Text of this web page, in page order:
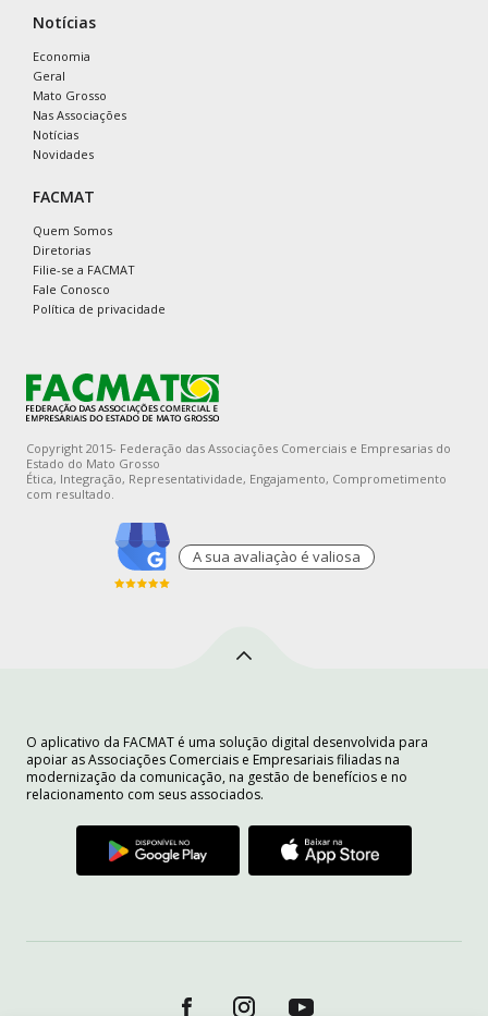
Notícias
Economia
Geral
Mato Grosso
Nas Associações
Notícias
Novidades
FACMAT
Quem Somos
Diretorias
Filie-se a FACMAT
Fale Conosco
Política de privacidade
Copyright 2015- Federação das Associações Comerciais e Empresarias do
Estado do Mato Grosso
Ética, Integração, Representatividade, Engajamento, Comprometimento
com resultado.
A sua avaliaçào é valiosa
O aplicativo da FACMAT é uma solução digital desenvolvida para
apoiar as Associações Comerciais e Empresariais filiadas na
modernização da comunicação, na gestão de benefícios e no
relacionamento com seus associados.